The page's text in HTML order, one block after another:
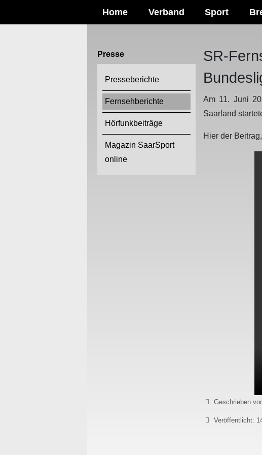
Home Verband Sport
Presse
Presseberichte
Fernsehberichte
Hörfunkbeiträge
Magazin SaarSport
online
SR-
Am 11. Juni
Saarland
Hier der
DetailsGeschrieben
Veröffentlicht: